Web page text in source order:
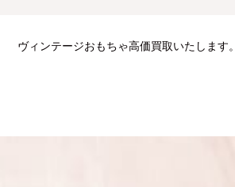
ヴィンテージおもちゃ高価買取いたします